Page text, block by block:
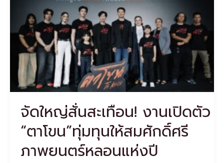
จัดใหญ่สั่นสะเทือน! งานเปิดตัว
“ตาโขน”ทุ่มทุนให้สมศักดิ์ศรี
ภาพยนตร์หลอนแห่งปี
เปิด
ตัว
“ตา
โขน”ทุ่ม
ทุน
ศักดิ์ศรี
หลอน
แห่ง
ปี